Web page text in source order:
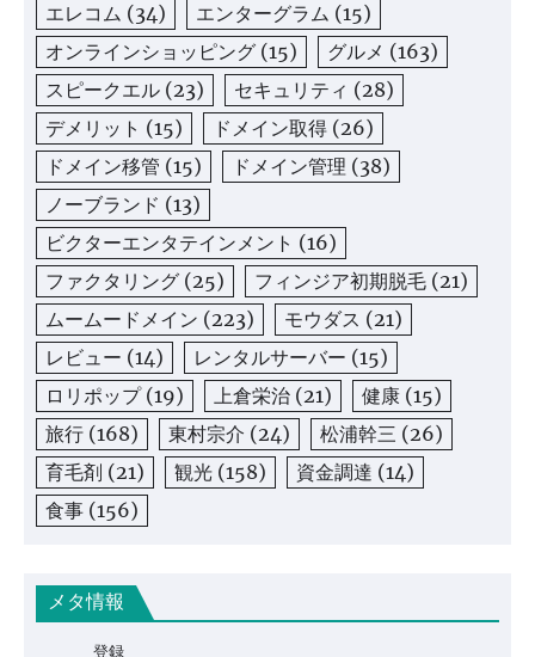
エレコム (34) エンターグラム (15)
オンラインショッピング (15) グルメ (163)
スピークエル (23) セキュリティ (28)
デメリット (15) ドメイン取得 (26)
ドメイン移管 (15) ドメイン管理 (38)
ノーブランド (13)
ビクターエンタテインメント (16)
ファクタリング (25) フィンジア初期脱毛 (21)
ムームードメイン (223) モウダス (21)
レビュー (14) レンタルサーバー (15)
ロリポップ(19) 上倉栄治 (21) 健康 (15)
旅行 (168) 東村宗介 (24) 松浦幹三 (26)
育毛剤 (21) 観光 (158) 資金調達 (14)
食事 (156)
メタ情報
登録